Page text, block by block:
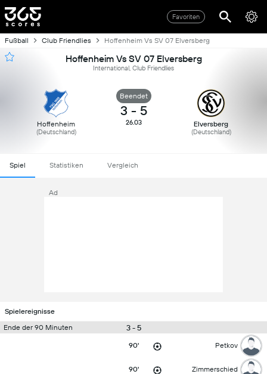
Favoriten
Fußball Club Friendlies Hoffenheim Vs SV 07 Elversberg
Hoffenheim Vs SV 07 Elversberg
International, Club Friendlies
Hoffenheim
(Deutschland)
Beendet
3 - 5
26.03 Elversberg
(Deutschland)
Spiel Statistiken Vergleich
Ad
Spielereignisse
Ende der 90 Minuten
3 - 5
90' Petkov
90' Zimmerschied